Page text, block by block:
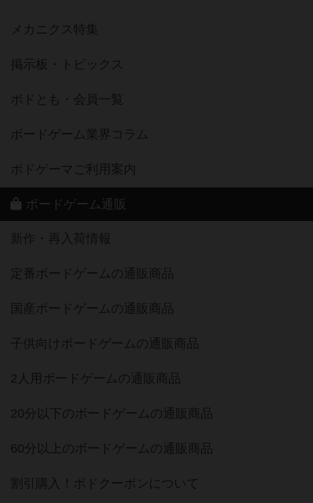
メカニクス特集
掲示板・トピックス
ボドとも・会員一覧
ボードゲーム業界コラム
ボドゲーマご利用案内
ボードゲーム通販
新作・再入荷情報
定番ボードゲームの通販商品
国産ボードゲームの通販商品
子供向けボードゲームの通販商品
2人用ボードゲームの通販商品
20分以下のボードゲームの通販商品
60分以上のボードゲームの通販商品
割引購入！ボドクーポンについて